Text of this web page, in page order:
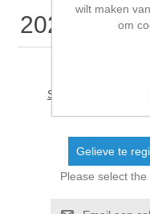
20251230
Schrijf als eerste
Gelieve te
Please select
wilt maken
om